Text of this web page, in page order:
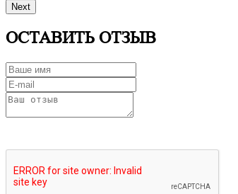
Next
ОСТАВИТЬ ОТЗЫВ